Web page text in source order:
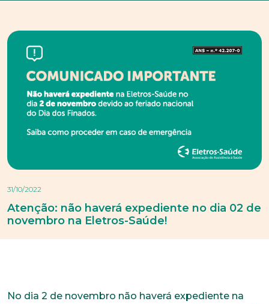
31/10/2022
Atenção: não haverá expediente no dia 02 de
novembro na Eletros-Saúde!
No dia 2 de novembro não haverá expediente na